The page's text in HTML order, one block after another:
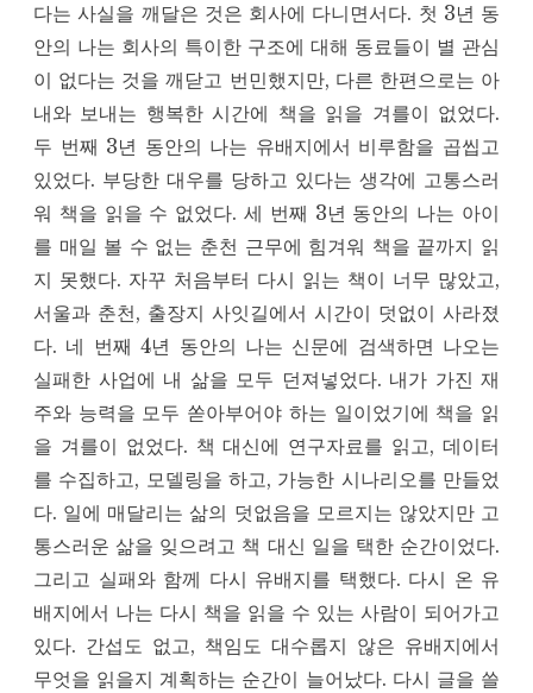
다는 사실을 깨달은 것은 회사에 다니면서다. 첫 3년 동
안의 나는 회사의 특이한 구조에 대해 동료들이 별 관심
이 없다는 것을 깨닫고 번민했지만, 다른 한편으로는 아
내와 보내는 행복한 시간에 책을 읽을 겨를이 없었다.
두 번째 3년 동안의 나는 유배지에서 비루함을 곱씹고
있었다. 부당한 대우를 당하고 있다는 생각에 고통스러
워 책을 읽을 수 없었다. 세 번째 3년 동안의 나는 아이
를 매일 볼 수 없는 춘천 근무에 힘겨워 책을 끝까지 읽
지 못했다. 자꾸 처음부터 다시 읽는 책이 너무 많았고,
서울과 춘천, 출장지 사잇길에서 시간이 덧없이 사라졌
다. 네 번째 4년 동안의 나는 신문에 검색하면 나오는
실패한 사업에 내 삶을 모두 던져넣었다. 내가 가진 재
주와 능력을 모두 쏟아부어야 하는 일이었기에 책을 읽
을 겨를이 없었다. 책 대신에 연구자료를 읽고, 데이터
를 수집하고, 모델링을 하고, 가능한 시나리오를 만들었
다. 일에 매달리는 삶의 덧없음을 모르지는 않았지만 고
통스러운 삶을 잊으려고 책 대신 일을 택한 순간이었다.
그리고 실패와 함께 다시 유배지를 택했다. 다시 온 유
배지에서 나는 다시 책을 읽을 수 있는 사람이 되어가고
있다. 간섭도 없고, 책임도 대수롭지 않은 유배지에서
무엇을 읽을지 계획하는 순간이 늘어났다. 다시 글을 쓸